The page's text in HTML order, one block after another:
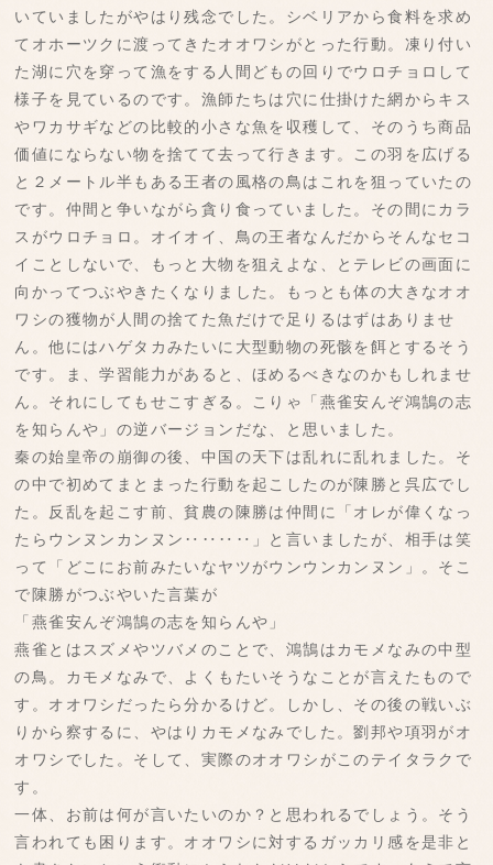
いていましたがやはり残念でした。シベリアから食料を求め
てオホーツクに渡ってきたオオワシがとった行動。凍り付い
た湖に穴を穿って漁をする人間どもの回りでウロチョロして
様子を見ているのです。漁師たちは穴に仕掛けた網からキス
やワカサギなどの比較的小さな魚を収穫して、そのうち商品
価値にならない物を捨てて去って行きます。この羽を広げる
と２メートル半もある王者の風格の鳥はこれを狙っていたの
です。仲間と争いながら貪り食っていました。その間にカラ
スがウロチョロ。オイオイ、鳥の王者なんだからそんなセコ
イことしないで、もっと大物を狙えよな、とテレビの画面に
向かってつぶやきたくなりました。もっとも体の大きなオオ
ワシの獲物が人間の捨てた魚だけで足りるはずはありませ
ん。他にはハゲタカみたいに大型動物の死骸を餌とするそう
です。ま、学習能力があると、ほめるべきなのかもしれませ
ん。それにしてもせこすぎる。こりゃ「燕雀安んぞ鴻鵠の志
を知らんや」の逆バージョンだな、と思いました。
秦の始皇帝の崩御の後、中国の天下は乱れに乱れました。そ
の中で初めてまとまった行動を起こしたのが陳勝と呉広でし
た。反乱を起こす前、貧農の陳勝は仲間に「オレが偉くなっ
たらウンヌンカンヌン‥‥‥‥」と言いましたが、相手は笑
って「どこにお前みたいなヤツがウンウンカンヌン」。そこ
で陳勝がつぶやいた言葉が
「燕雀安んぞ鴻鵠の志を知らんや」
燕雀とはスズメやツバメのことで、鴻鵠はカモメなみの中型
の鳥。カモメなみで、よくもたいそうなことが言えたもので
す。オオワシだったら分かるけど。しかし、その後の戦いぶ
りから察するに、やはりカモメなみでした。劉邦や項羽がオ
オワシでした。そして、実際のオオワシがこのテイタラクで
す。
一体、お前は何が言いたいのか？と思われるでしょう。そう
言われても困ります。オオワシに対するガッカリ感を是非と